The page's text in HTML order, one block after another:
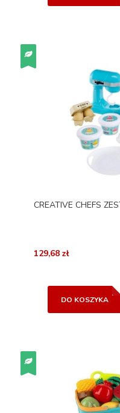
CREATIVE CHEFS
129,68 zł
DO KOSZYKA